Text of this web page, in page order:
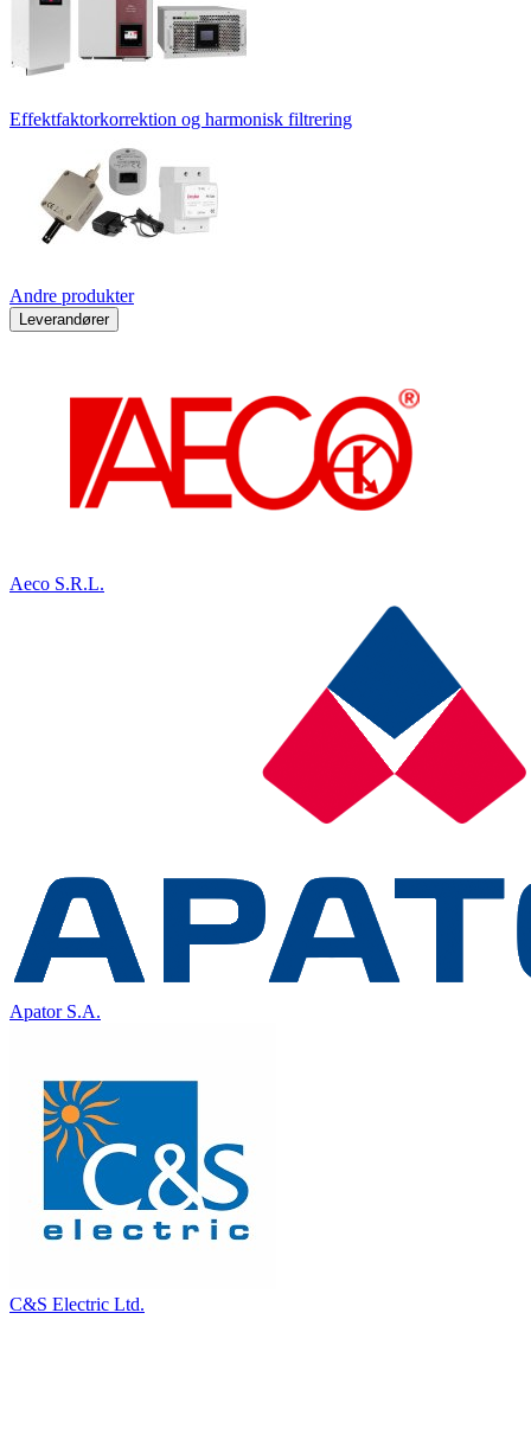
Effektfaktorkorrektion og harmonisk filtrering
Andre produkter
Leverandører
Aeco S.R.L.
Apator S.A.
C&S Electric Ltd.